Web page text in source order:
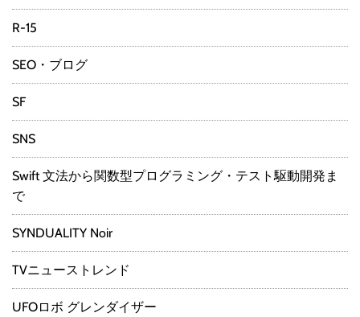
R-15
SEO・ブログ
SF
SNS
Swift 文法から関数型プログラミング・テスト駆動開発ま
で
SYNDUALITY Noir
TVニューストレンド
UFOロボ グレンダイザー